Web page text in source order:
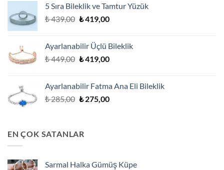
₺ 299,00.
5 Sıra Bileklik ve Tamtur Yüzük
₺439,00 Orijinal
₺419,00Şu
₺ 419,00.
Ayarlanabilir Üçlü Bileklik
₺449,00 Orijinal
₺419,00Şu
₺ 419,00.
Ayarlanabilir Fatma Ana Eli Bileklik
₺285,00 Orijinal
₺275,00Şu
EN ÇOK SATANLAR
Sarmal Halka Gümüş Küpe